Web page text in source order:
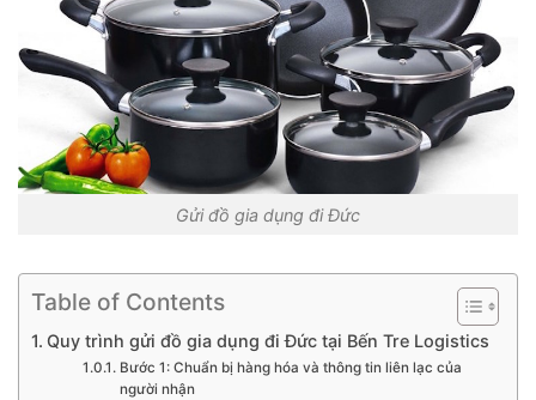
Gửi đồ gia dụng đi Đức
Table of Contents
Quy trình gửi đồ gia dụng đi Đức tại Bến Tre Logistics
Bước 1: Chuẩn bị hàng hóa và thông tin liên lạc của
người nhận